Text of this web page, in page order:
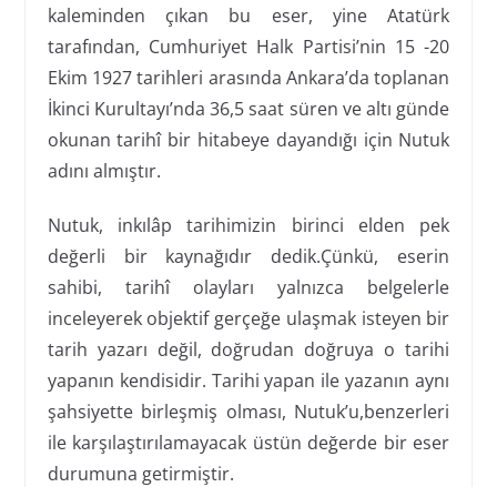
kaleminden çıkan bu eser, yine Atatürk
tarafından, Cumhuriyet Halk Partisi’nin 15 -20
Ekim 1927 tarihleri arasında Ankara’da toplanan
İkinci Kurultayı’nda 36,5 saat süren ve altı günde
okunan tarihî bir hitabeye dayandığı için Nutuk
adını almıştır.
Nutuk, inkılâp tarihimizin birinci elden pek
değerli bir kaynağıdır dedik.Çünkü, eserin
sahibi, tarihî olayları yalnızca belgelerle
inceleyerek objektif gerçeğe ulaşmak isteyen bir
tarih yazarı değil, doğrudan doğruya o tarihi
yapanın kendisidir. Tarihi yapan ile yazanın aynı
şahsiyette birleşmiş olması, Nutuk’u,benzerleri
ile karşılaştırılamayacak üstün değerde bir eser
durumuna getirmiştir.